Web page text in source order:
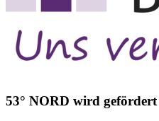
53° NORD wird